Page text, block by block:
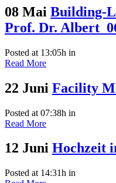
08 Mai Building-
Prof. Dr.
Posted at 13:05h in
Read More
22 Juni Facility
Posted at 07:38h in
Read More
12 Juni Hochzeit
Posted at 14:31h in